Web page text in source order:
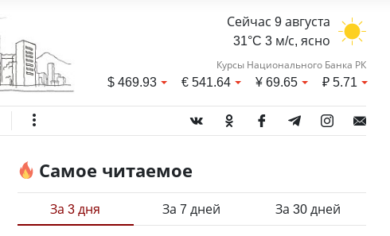
Сейчас 9 августа
31°C 3 м/с, ясно
Курсы Национального Банка РК
$469.93 €541.64 ¥69.65 ₽5.71
Самое читаемое
За 3 дня За 7 дней За 30 дней